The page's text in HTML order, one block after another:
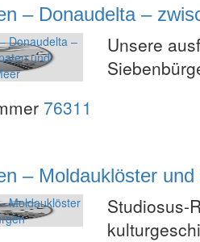
– Donaudelta –
Unsere
76311
– Moldauklöster
Studiosus-